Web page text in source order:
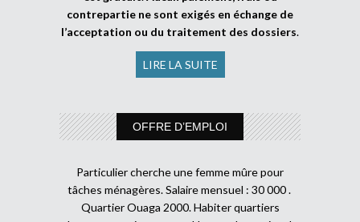
contrepartie ne sont exigés en échange de
l’acceptation ou du traitement des dossiers.
LIRE LA SUITE
OFFRE D’EMPLOI
Particulier cherche une femme mûre pour
tâches ménagères. Salaire mensuel : 30 000 .
Quartier Ouaga 2000. Habiter quartiers